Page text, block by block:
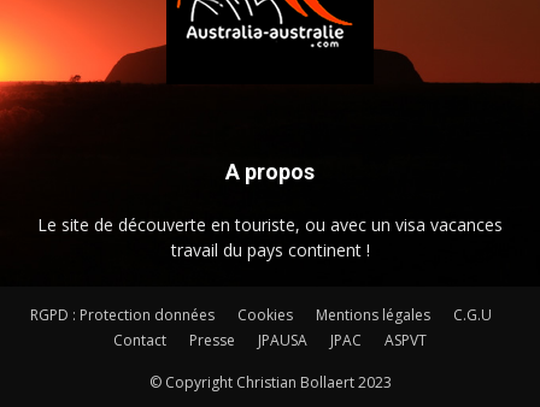
A propos
Le site de découverte en touriste, ou avec un visa vacances
travail du pays continent !
RGPD : Protection données Cookies Mentions légales
C.G.U
Contact
Presse JPAUSA JPAC ASPVT
© Copyright Christian Bollaert 2023